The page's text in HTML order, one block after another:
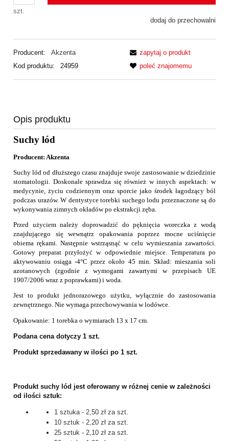
szt.
dodaj do przechowalni
Producent:
Akzenta
Kod produktu:
24959
zapytaj o produkt
poleć znajomemu
Opis produktu
Suchy lód
Producent: Akzenta
Suchy lód od dłuższego czasu znajduje swoje zastosowanie w dziedzinie
stomatologii. Doskonale sprawdza się również w innych aspektach: w
medycynie, życiu codziennym oraz sporcie jako środek łagodzący ból
podczas urazów. W dentystyce torebki suchego lodu przeznaczone są do
wykonywania zimnych okładów po ekstrakcji zęba.
Przed użyciem należy doprowadzić do pęknięcia woreczka z wodą
znajdującego się wewnątrz opakowania poprzez mocne uciśnięcie
obiema rękami. Następnie wstrząsnąć w celu wymieszania zawartości.
Gotowy preparat przyłożyć w odpowiednie miejsce. Temperatura po
aktywowaniu osiąga -4°C przez około 45 min. Skład: mieszania soli
azotanowych (zgodnie z wymogami zawartymi w przepisach UE
1907/2006 wraz z poprawkami) i woda.
Jest to produkt jednorazowego użytku, wyłącznie do zastosowania
zewnętrznego. Nie wymaga przechowywania w lodówce.
Opakowanie: 1 torebka o wymiarach 13 x 17 cm.
Podana cena dotyczy 1 szt.
Produkt sprzedawany w ilości po 1 szt.
Produkt suchy lód jest oferowany w różnej cenie w zależności
od ilości sztuk:
1 sztuka - 2,50 zł za szt.
10 sztuk - 2,20 zł za szt.
25 sztuk - 2,10 zł za szt.